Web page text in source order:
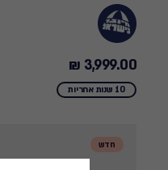
3,999.00
₪
3,999.00 ₪
10 שנות אחריות
חדש